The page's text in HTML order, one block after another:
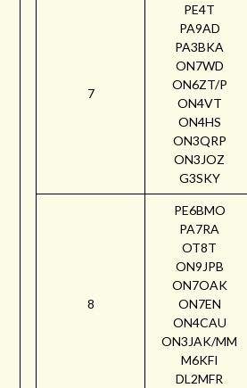
7
PE4T
PA9AD
PA3BKA
ON7WD
ON6ZT/P
ON4VT
ON4HS
ON3QRP
ON3JOZ
G3SKY
8
PE6BMO
PA7RA
OT8T
ON9JPB
ON7OAK
ON7EN
ON4CAU
ON3JAK/MM
M6KFI
DL2MFR